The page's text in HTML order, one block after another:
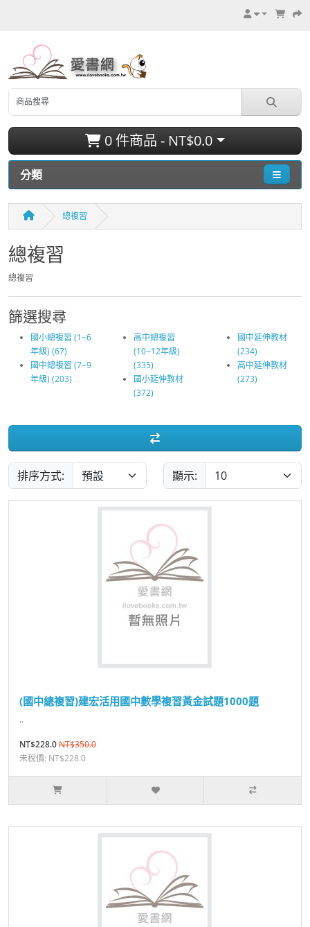
0 件商品 - NT$0.0
分類
總複習
總複習
總複習
篩選搜尋
國小總複習 (1~6
年級) (67)
國中總複習 (7~9
年級) (203)
高中總複習
(10~12年級)
(335)
國小延伸教材
(372)
國中延伸教材
(234)
高中延伸教材
(273)
排序方式: 顯示:
(國中總複習)建宏活用國中數學複習黃金試題1000題
..
NT$228.0NT$350.0
未稅價: NT$228.0